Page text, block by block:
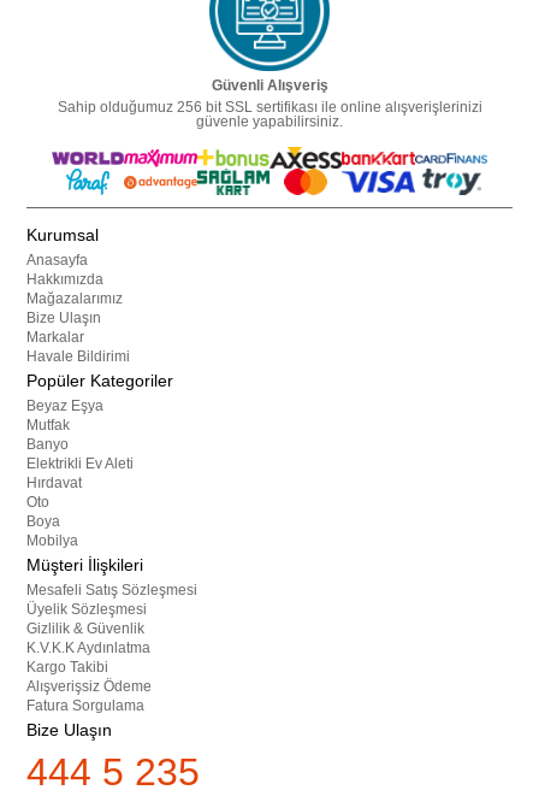
Güvenli Alışveriş
Sahip olduğumuz 256 bit SSL sertifikası ile online alışverişlerinizi
güvenle yapabilirsiniz.
Kurumsal
Anasayfa
Hakkımızda
Mağazalarımız
Bize Ulaşın
Markalar
Havale Bildirimi
Popüler Kategoriler
Beyaz Eşya
Mutfak
Banyo
Elektrikli Ev Aleti
Hırdavat
Oto
Boya
Mobilya
Müşteri İlişkileri
Mesafeli Satış Sözleşmesi
Üyelik Sözleşmesi
Gizlilik & Güvenlik
K.V.K.K Aydınlatma
Kargo Takibi
Alışverişsiz Ödeme
Fatura Sorgulama
Bize Ulaşın
444 5 235